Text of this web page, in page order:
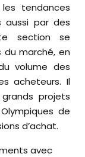
tendances
aussi par des
section se
marché, en
volume des
acheteurs. Il
projets
de
d’achat.
avec